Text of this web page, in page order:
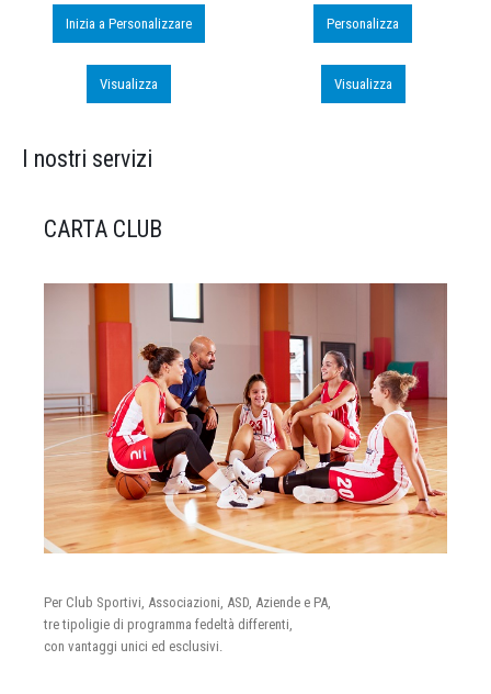
Inizia a Personalizzare
Visualizza
Personalizza
Visualizza
I nostri servizi
CARTA CLUB
Per Club Sportivi, Associazioni, ASD, Aziende e PA,
tre tipoligie di programma fedeltà differenti,
con vantaggi unici ed esclusivi.